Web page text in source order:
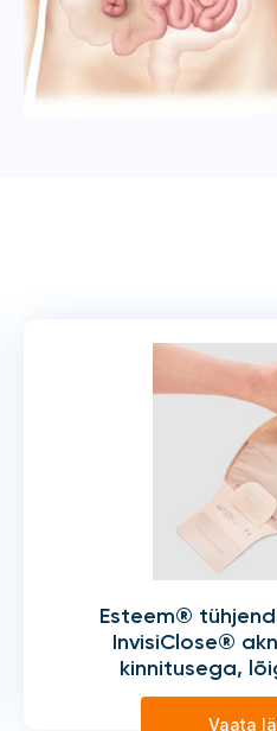
Esteem®
InvisiClose®
kinnitusega,
Vaata